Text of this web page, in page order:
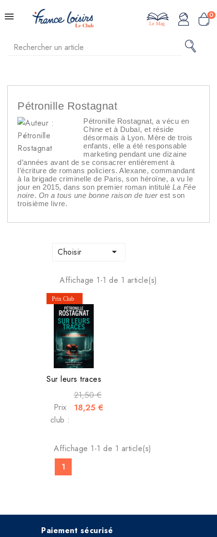
0
Le Mag
Pétronille Rostagnat
Pétronille Rostagnat, a vécu en
Chine et à Dubaï, et réside
désormais à Lyon. Mère de trois
enfants, elle a été responsable
marketing pendant une dizaine
d’années avant de se consacrer entièrement à
l’écriture de romans policiers. Alexane, commandant
à la brigade criminelle de Paris, son héroïne, a vu le
jour en 2015, dans son premier roman intitulé La Fée
noire. On a tous une bonne raison de tuerest son
troisième livre.
Choisir 
Affichage 1-1 de 1 article(s)
Sur leurs traces
21,50 €
Prix
club :
18,25 €
Affichage 1-1 de 1 article(s)
1
Paiement sécurisé